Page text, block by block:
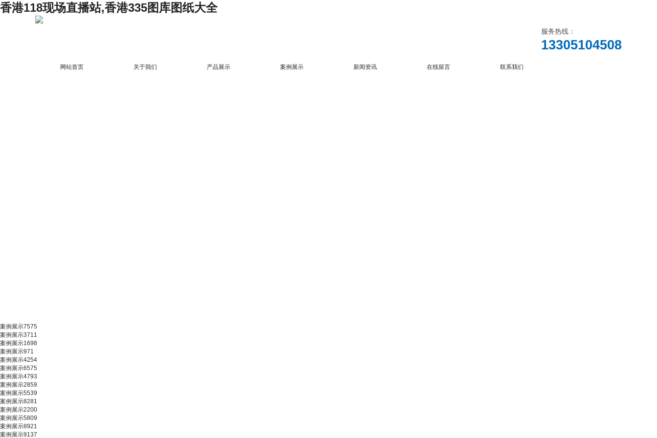
香港118现场直播站,香港335图库图纸大全
服务热线：
13305104508
网站首页 关于我们 产品展示 案例展示 新闻资讯 在线留言 联系我们
案例展示7575
案例展示3711
案例展示1698
案例展示971
案例展示4254
案例展示6575
案例展示4793
案例展示2859
案例展示5539
案例展示8281
案例展示2200
案例展示5809
案例展示8921
案例展示9137